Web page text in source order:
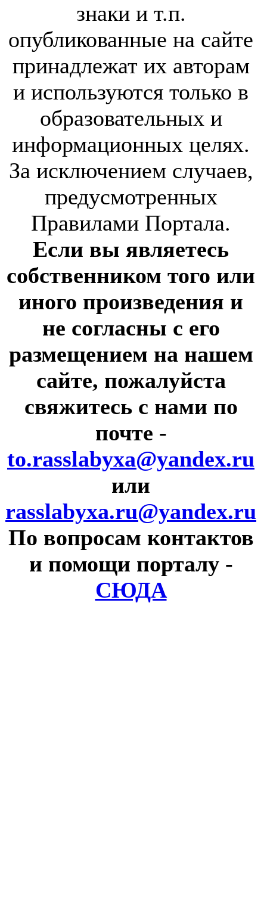
знаки и т.п.
опубликованные на сайте
принадлежат их авторам
и используются только в
образовательных и
информационных целях.
За исключением случаев,
предусмотренных
Правилами Портала.
Если вы являетесь
собственником того или
иного произведения и
не согласны с его
размещением на нашем
сайте, пожалуйста
свяжитесь с нами по
почте -
to.rasslabyxa@yandex.ru
или
rasslabyxa.ru@yandex.ru
По вопросам контактов
и помощи порталу -
СЮДА